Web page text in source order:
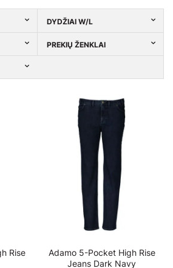
DYDŽIAI W/L
PREKIŲ ŽENKLAI
Rise
Adamo 5-Pocket High Rise
Jeans Dark Navy